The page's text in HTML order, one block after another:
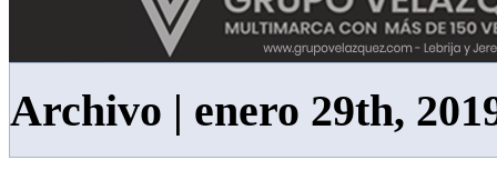
Archivo | enero 29th,